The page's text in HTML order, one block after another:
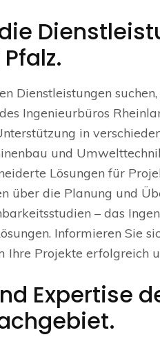
Dienstleistungen
Ingenieurbüros
in
und
Lösungen für
über die Planung und
– das
Informieren Sie
Ihre Projekte erfolgreich
Expertise